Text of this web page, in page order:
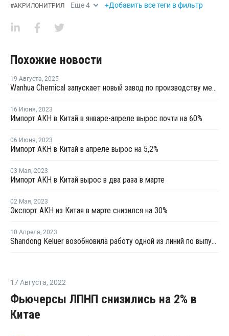
#АКРИЛОНИТРИЛ Еще4 +Добавить все теги в фильтр
Похожие новости
19 Августа, 2025
Wanhua Chemical запускает новый завод по производству метилметакрилата стирола оптического класса в Китае
16 Июня, 2023
Импорт АКН в Китай в январе-апреле вырос почти на 60%
06 Июня, 2023
Импорт АКН в Китай в апреле вырос на 5,2%
03 Мая, 2023
Импорт АКН в Китай вырос в два раза в марте
02 Мая, 2023
Экспорт АКН из Китая в марте снизился на 30%
10 Апреля, 2023
Shandong Keluer возобновила работу одной из линий по выпуску АКН после ремонта
17 Августа, 2022
Фьючерсы ЛПНП снизились на 2% в
Китае